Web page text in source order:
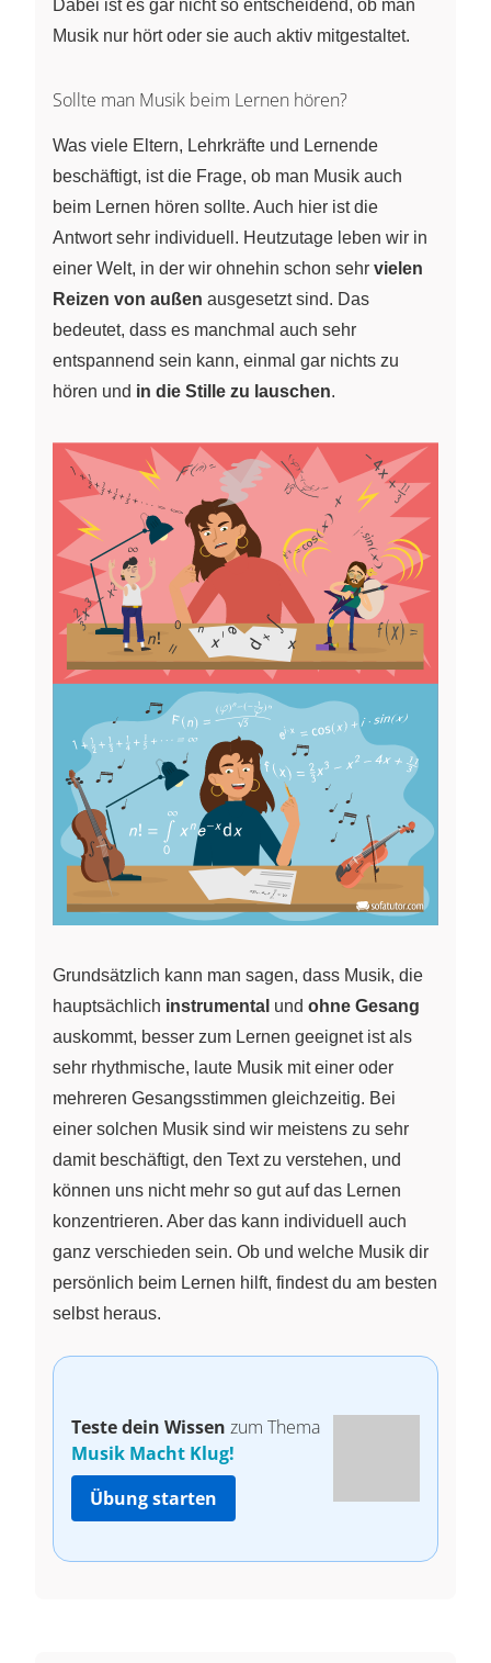
Dabei ist es gar nicht so entscheidend, ob man
Musik nur hört oder sie auch aktiv mitgestaltet.
Sollte man Musik beim Lernen hören?
Was viele Eltern, Lehrkräfte und Lernende
beschäftigt, ist die Frage, ob man Musik auch
beim Lernen hören sollte. Auch hier ist die
Antwort sehr individuell. Heutzutage leben wir in
einer Welt, in der wir ohnehin schon sehr vielen
Reizen von außen ausgesetzt sind. Das
bedeutet, dass es manchmal auch sehr
entspannend sein kann, einmal gar nichts zu
hören und in die Stille zu lauschen.
Grundsätzlich kann man sagen, dass Musik, die
hauptsächlich instrumental und ohne Gesang
auskommt, besser zum Lernen geeignet ist als
sehr rhythmische, laute Musik mit einer oder
mehreren Gesangsstimmen gleichzeitig. Bei
einer solchen Musik sind wir meistens zu sehr
damit beschäftigt, den Text zu verstehen, und
können uns nicht mehr so gut auf das Lernen
konzentrieren. Aber das kann individuell auch
ganz verschieden sein. Ob und welche Musik dir
persönlich beim Lernen hilft, findest du am besten
selbst heraus.
Teste dein Wissen zum Thema
Musik Macht Klug!
Übung starten